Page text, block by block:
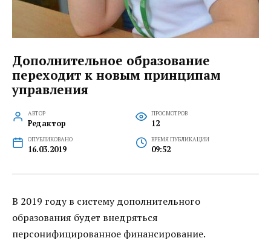
Дополнительное образование
переходит к новым принципам
управления
АВТОР
Редактор
ПРОСМОТРОВ
12
ОПУБЛИКОВАНО
16.03.2019
ВРЕМЯ ПУБЛИКАЦИИ
09:52
В 2019 году в систему дополнительного
образования будет внедряться
персонифицированное финансирование.